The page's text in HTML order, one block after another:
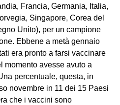
Francia, Germania, Italia,
Singapore, Corea del
Unito), per un campione
Ebbene a metà gennaio
era pronto a farsi vaccinare
momento avesse avuto a
percentuale, questa, in
novembre in 11 dei 15 Paesi
che i vaccini sono